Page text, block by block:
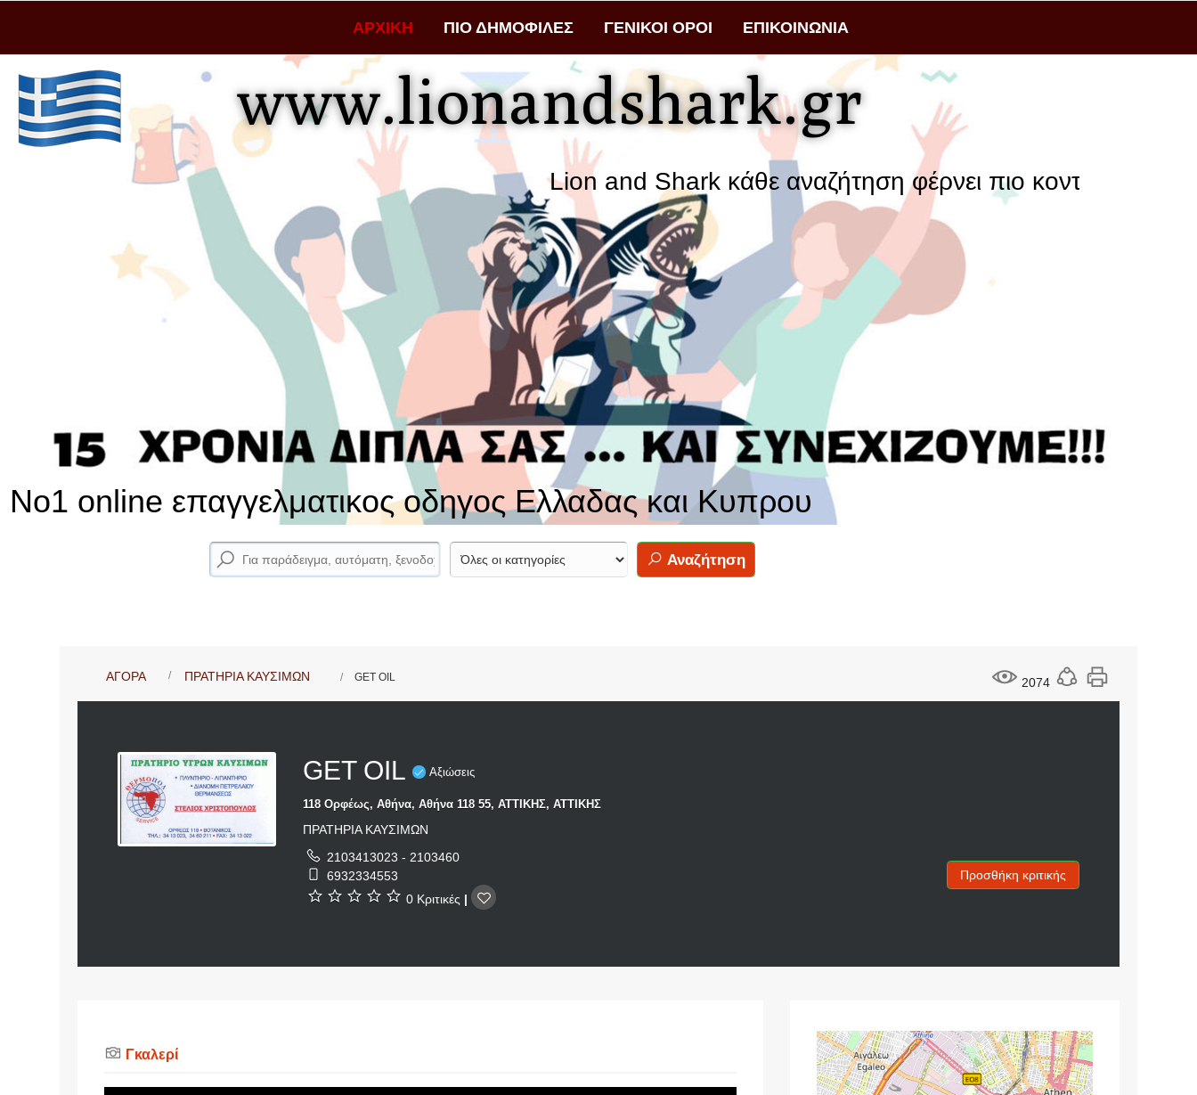
ΑΡΧΙΚΗ ΠΙΟ ΔΗΜΟΦΙΛΕΣ ΓΕΝΙΚΟΙ ΟΡΟΙ ΕΠΙΚΟΙΝΩΝΙΑ
No1 online επαγγελματικος οδηγος Ελλαδας και Κυπρου
www.lionandshark.gr
Lion and Shark κάθε αναζήτηση φέρνει πιο κοντά μια
Αναζήτηση
2074
ΑΓΟΡΑ ΠΡΑΤΗΡΙΑ ΚΑΥΣΙΜΩΝ GET OIL
GET OIL Αξιώσεις
118 Ορφέως, Αθήνα, Αθήνα 118 55, ΑΤΤΙΚΗΣ, ΑΤΤΙΚΗΣ
ΠΡΑΤΗΡΙΑ ΚΑΥΣΙΜΩΝ
2103413023 - 2103460
6932334553
0 Κριτικές |
Προσθήκη κριτικής
Γκαλερί